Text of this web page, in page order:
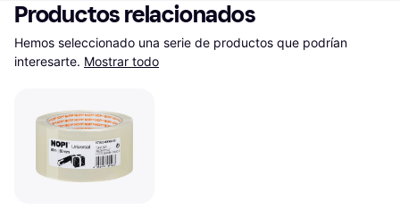
Productos relacionados
Hemos seleccionado una serie de productos que podrían
interesarte. Mostrar todo